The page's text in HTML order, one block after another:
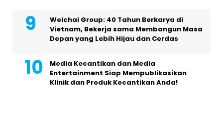
Weichai Group: 40 Tahun Berkarya di
Vietnam, Bekerja sama Membangun Masa
Depan yang Lebih Hijau dan Cerdas
Media Kecantikan dan Media
Entertainment Siap Mempublikasikan
Klinik dan Produk Kecantikan Anda!